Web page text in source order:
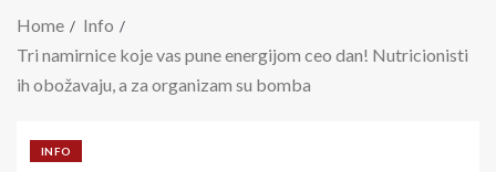
Home
Info
Tri namirnice koje vas pune energijom ceo dan! Nutricionisti
ih obožavaju, a za organizam su bomba
INFO